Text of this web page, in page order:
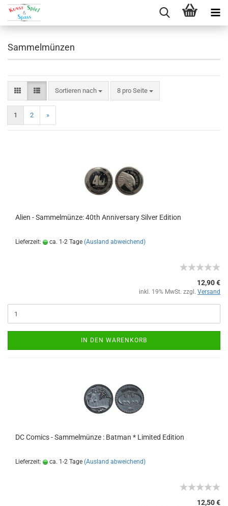
Hauptinhalt
Sammelmünzen
Sortieren nach 8 pro Seite
1 2 »
Alien - Sammelmünze: 40th Anniversary Silver Edition
Lieferzeit: ca. 1-2 Tage (Ausland abweichend)
12,90 €
inkl. 19% MwSt. zzgl. Versand
IN DEN WARENKORB
DC Comics - Sammelmünze : Batman * Limited Edition
Lieferzeit: ca. 1-2 Tage (Ausland abweichend)
12,50 €